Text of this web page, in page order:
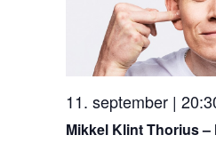
Mikkel Klint Thorius –
11. september |